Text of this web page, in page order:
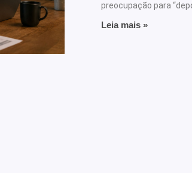
preocupação para
Leia mais »